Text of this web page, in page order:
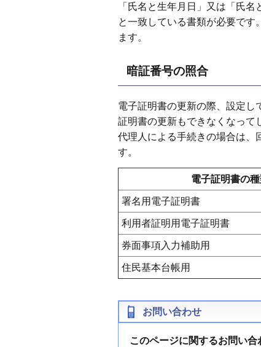
「氏名と生年月日」又は「氏
と一致している書類が必要です
ます。
暗証番号の照合
電子証明書の更新の際、設定し
証明書の更新もできなくなって
代理人による手続きの場合は、
す。
電子証明書の
署名用電子証明書
利用者証明用電子証明書
券面事項入力補助用
住民基本台帳用
お問い合わせ
このページに関するお問い合